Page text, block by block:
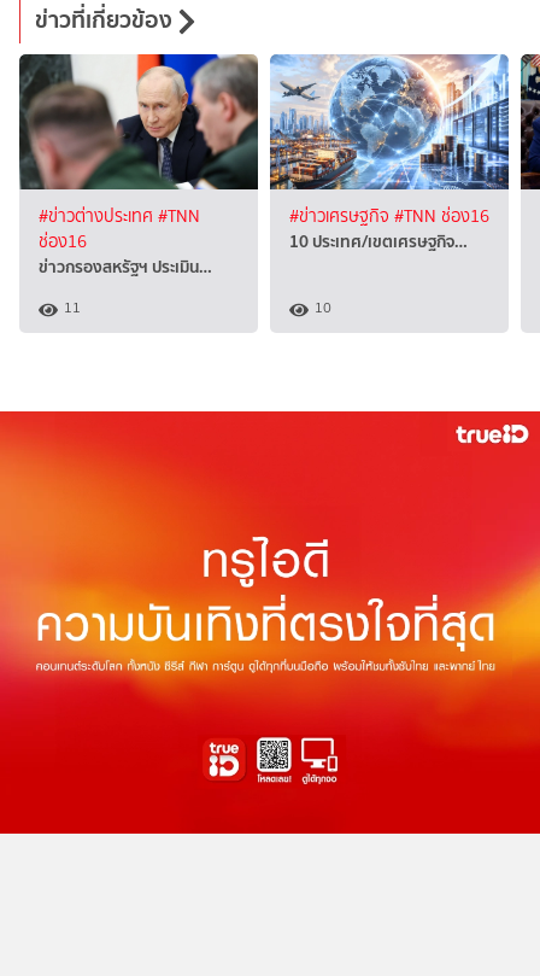
ข่าวที่เกี่ยวข้อง
#ข่าวต่างประเทศ #TNN
ช่อง16
ข่าวกรองสหรัฐฯ ประเมิน…
11
#ข่าวเศรษฐกิจ #TNN ช่อง16
10 ประเทศ/เขตเศรษฐกิจ…
10